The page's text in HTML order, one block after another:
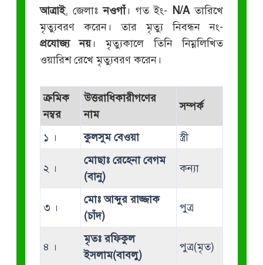
আত্রাই, জেলাঃনওগাঁ। গত ইং- N/Aতারিখে
মৃত্যুবরণ করেন। তার মৃত্যু নিবন্ধন নং-
প্রযোজ্য নয়। মৃত্যুকালে তিনি নিম্নলিখিত
ওয়ারিশ রেখে মৃত্যুবরণ করেন।
ক্রমিক
নম্বর
উত্তরাধিকারীগণের
নাম
সম্পর্ক
১ । কুলসুম বেওয়া স্ত্রী
২ ।
মোছাঃ রেহেনা বেগম
(বানু)
কন্যা
৩ ।
মোঃ আব্দুর রাজ্জাক
(চাঁদ)
পুত্র
৪ ।
মৃতঃ রফিকুল
ইসলাম(বাবলু)
পুত্র(মৃত)